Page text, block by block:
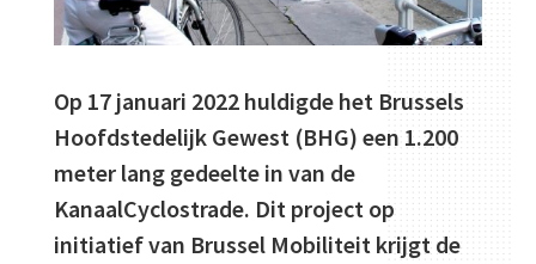
Op 17 januari 2022 huldigde het Brussels
Hoofdstedelijk Gewest (BHG) een 1.200
meter lang gedeelte in van de
KanaalCyclostrade. Dit project op
initiatief van Brussel Mobiliteit krijgt de